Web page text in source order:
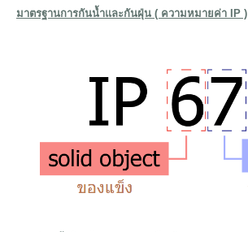
มาตรฐานการกันน้ำและกันฝุ่น ( ความหมายค่า IP )